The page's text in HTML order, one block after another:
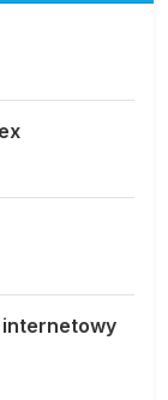
internetowy